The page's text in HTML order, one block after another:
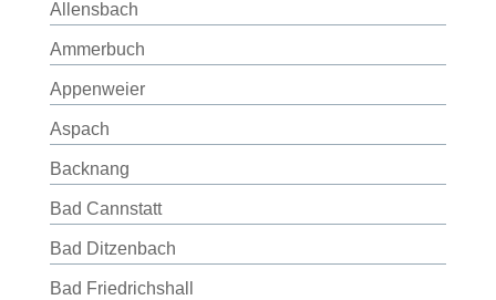
Allensbach
Ammerbuch
Appenweier
Aspach
Backnang
Bad Cannstatt
Bad Ditzenbach
Bad Friedrichshall